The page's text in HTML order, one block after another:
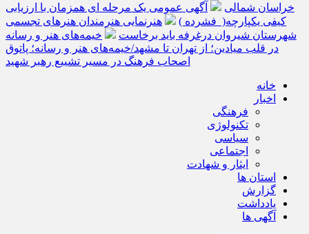
خراسان شمالی
آگهی عمومی یک مرحله ای همزمان با ارزیابی
کیفی یکپارچه( فشرده )
هنرنمایی هنرمندان هنرهای تجسمی
شهرستان شیروان درغرفه باید برخاست
خیمه‌های هنر و رسانه
در قلب میادین؛ از تهران تا مشهد/خیمه‌های هنر و رسانه؛ پاتوق
اصحاب فرهنگ در مسیر تشییع رهبر شهید
خانه
اخبار
فرهنگی
تکنولوژی
سیاسی
اجتماعی
ایثار و شهادت
استان ها
گزارش
یادداشت
آگهی ها